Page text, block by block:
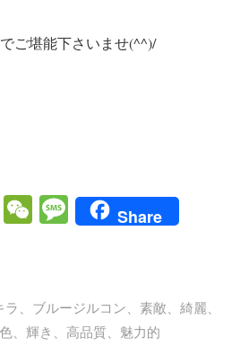
ご堪能下さいませ(^^)/
W W
ha
t
M
es
ge
Share
ラ 、 ブルージルコン、 素敵、 綺麗、
輝き 高品質 魅力的